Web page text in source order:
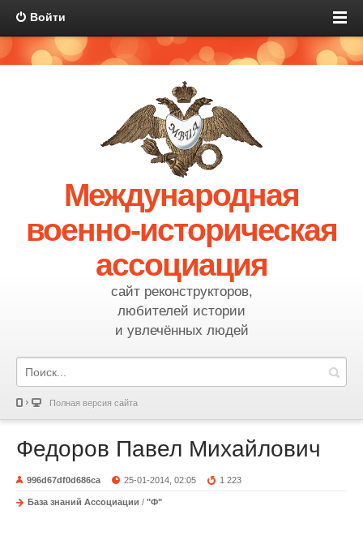
Войти
Международная
военно-историческая
ассоциация
сайт реконструкторов,
любителей истории
и увлечённых людей
Полная версия сайта
Федоров Павел Михайлович
996d67df0d686ca 25-01-2014, 02:05 1 223
База знаний Ассоциации / "Ф"